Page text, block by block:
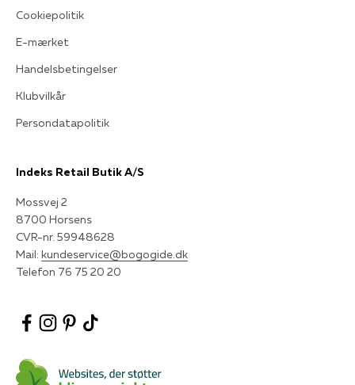
Cookiepolitik
E-mærket
Handelsbetingelser
Klubvilkår
Persondatapolitik
Indeks Retail Butik A/S
Mossvej 2
8700 Horsens
CVR-nr. 59948628
Mail: kundeservice@bogogide.dk
Telefon 76 75 20 20